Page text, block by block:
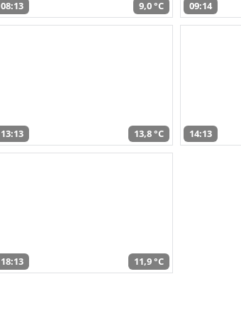
08:13 9,0 °C 09:14
13:13 13,8 °C 14:13
18:13 11,9 °C